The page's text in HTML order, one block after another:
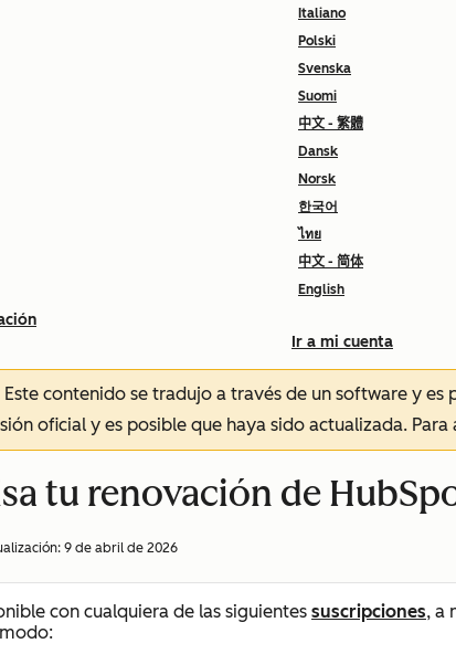
Italiano
Polski
Svenska
Suomi
中文 - 繁體
Dansk
Norsk
한국어
ไทย
中文 - 简体
English
Ir a mi cuenta
Este contenido se tradujo a través de un software y es
oficial y es posible que haya sido actualizada.
tu renovación de
9 de abril de 2026
con cualquiera de las siguientes suscripciones, a